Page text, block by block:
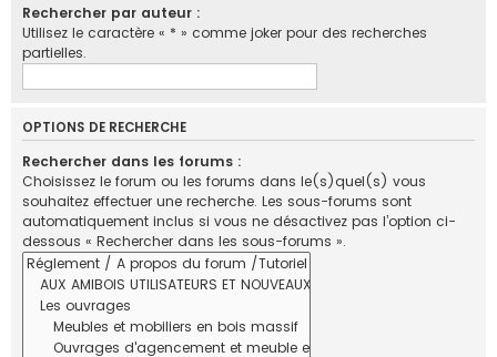
Rechercher par auteur :
Utilisez le caractère « * » comme joker pour des recherches
partielles.
OPTIONS DE RECHERCHE
Rechercher dans les forums :
Choisissez le forum ou les forums dans le(s)quel(s) vous
souhaitez effectuer une recherche. Les sous-forums sont
automatiquement inclus si vous ne désactivez pas l’option ci-
dessous « Rechercher dans les sous-forums ».